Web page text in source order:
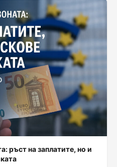
ръст на заплатите, но и